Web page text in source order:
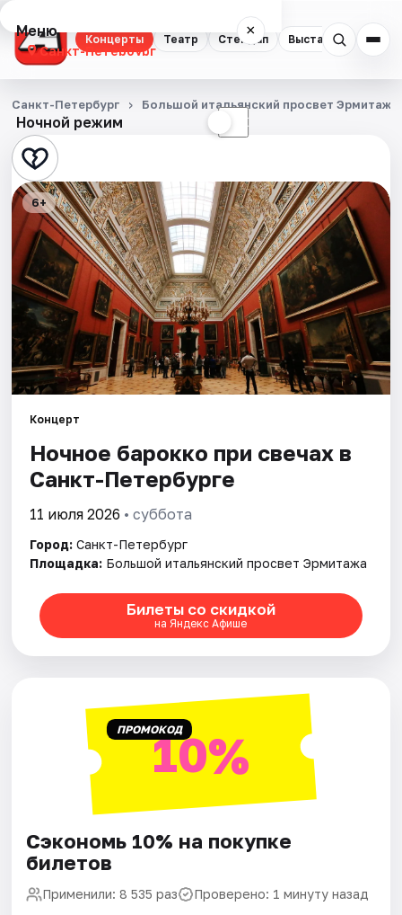
Концерты Театр Стендап Выставки
Меню ×
Санкт-Петербург
Концерты
Театр
Стендап
Выставки
Квесты
Экскурсии
Спорт
События
Города
Площадки
Рейтинги
Ночной режим ☾
Санкт-Петербург Большой итальянский просвет Эрмитажа
6+
Концерт
Ночное барокко при свечах в
Санкт-Петербурге
11 июля 2026 • суббота
Город: Санкт-Петербург
Площадка: Большой итальянский просвет Эрмитажа
Билеты со скидкой
на Яндекс Афише
ПРОМОКОД10%
Сэкономь 10% на покупке
билетов
Применили: 8 535 раз Проверено: 1 минуту назад